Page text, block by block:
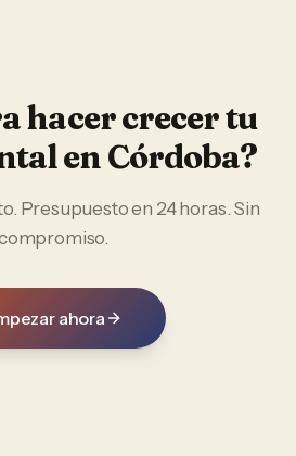
hacer crecer tu
enCórdoba?
Presupuesto en 24 horas. Sin
ahora